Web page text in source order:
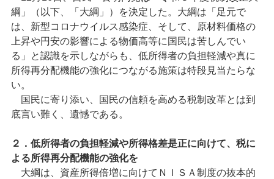
綱」（以下、「大綱」）を決定した。大綱は「足元で
は、新型コロナウイルス感染症、そして、原材料価格の
上昇や円安の影響による物価高等に国民は苦しんでい
る」と認識を示しながらも、低所得者の負担軽減や真に
所得再分配機能の強化につながる施策は特段見当たらな
い。
国民に寄り添い、国民の信頼を高める税制改革とは到
底言い難く、遺憾である。
２．低所得者の負担軽減や所得格差是正に向けて、税に
よる所得再分配機能の強化を
大綱は、資産所得倍増に向けてＮＩＳＡ制度の抜本的